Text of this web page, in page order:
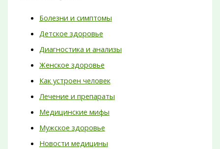
Болезни и симптомы
Детское здоровье
Диагностика и анализы
Женское здоровье
Как устроен человек
Лечение и препараты
Медицинские мифы
Мужское здоровье
Новости медицины